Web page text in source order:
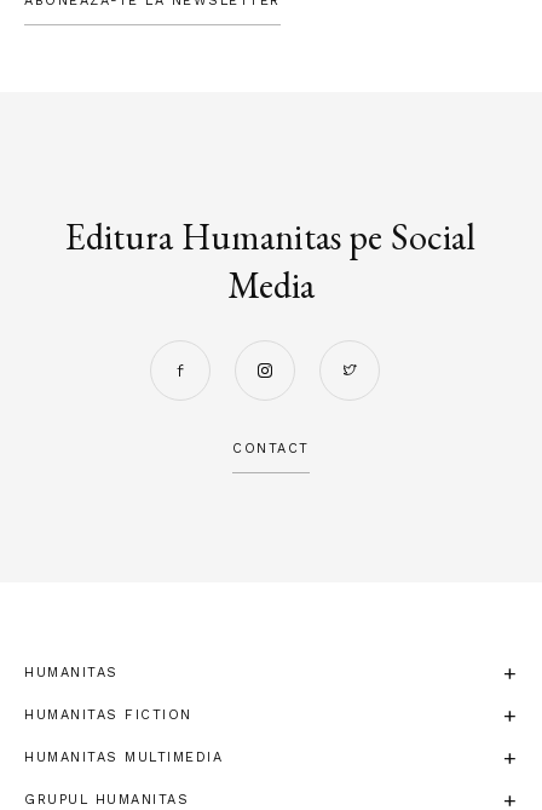
Editura Humanitas pe Social
Media
CONTACT
HUMANITAS
HUMANITAS FICTION
HUMANITAS MULTIMEDIA
GRUPUL HUMANITAS